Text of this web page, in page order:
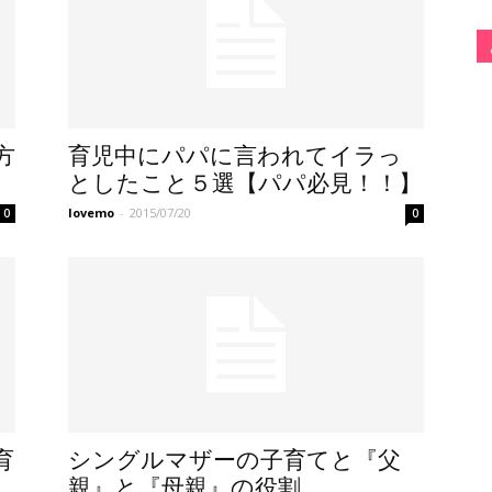
0
育児中にパパに言われてイラっ
としたこと５選【パパ必見！！】
lovemo - 2015/07/20 0
シングルマザーの子育てと『父